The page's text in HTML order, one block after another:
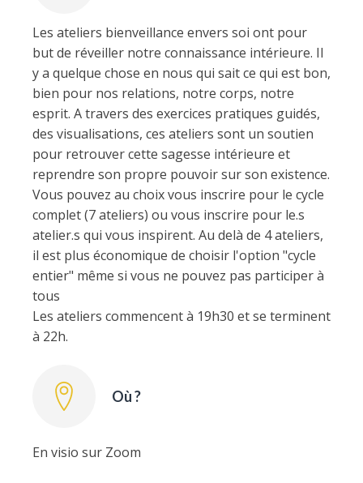
Les ateliers bienveillance envers soi ont pour
but de réveiller notre connaissance intérieure. Il
y a quelque chose en nous qui sait ce qui est bon,
bien pour nos relations, notre corps, notre
esprit. A travers des exercices pratiques guidés,
des visualisations, ces ateliers sont un soutien
pour retrouver cette sagesse intérieure et
reprendre son propre pouvoir sur son existence.
Vous pouvez au choix vous inscrire pour le cycle
complet (7 ateliers) ou vous inscrire pour le.s
atelier.s qui vous inspirent. Au delà de 4 ateliers,
il est plus économique de choisir l'option "cycle
entier" même si vous ne pouvez pas participer à
tous
Les ateliers commencent à 19h30 et se terminent
à 22h.
Où ?
En visio sur Zoom